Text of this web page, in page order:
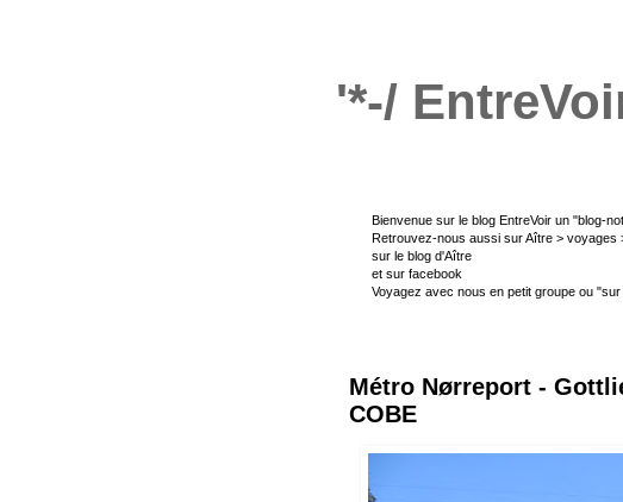
'*-/
Bienvenue sur le blog EntreVoir un "blog-
Retrouvez-nous aussi surAître > voyages
sur le blog d'Aître
et sur facebook
Voyagez avec nous en petit groupe ou
Métro Nørreport -
COBE